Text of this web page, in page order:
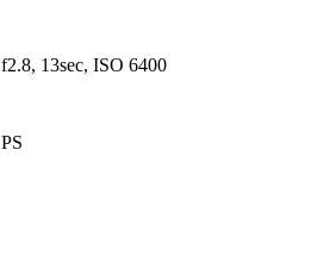
f2.8, 13sec, ISO 6400
PS